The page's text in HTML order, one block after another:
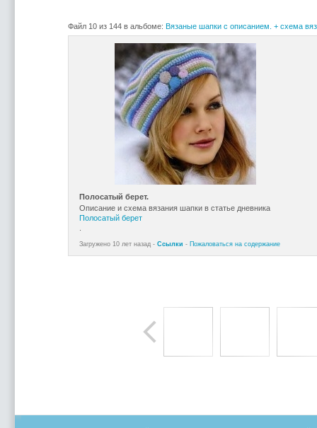
Файл 10 из 144 в альбоме: Вязаные шапки с описанием. + схема
Полосатый берет.
Описание и схема вязания шапки в статье дневника
Полосатый берет
Загружено 10 лет назад - Ссылки - Пожаловаться на содержание